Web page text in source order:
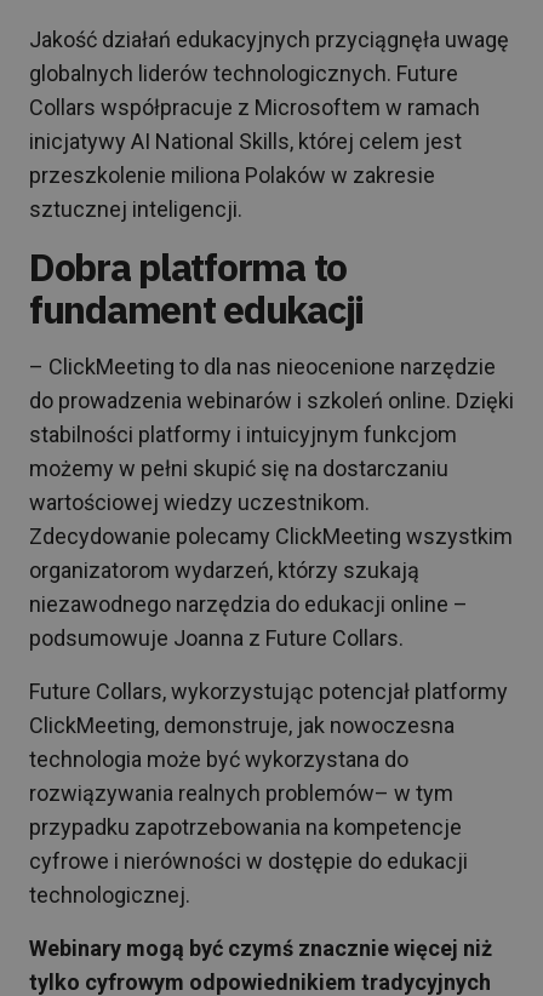
Jakość działań edukacyjnych przyciągnęła uwagę
globalnych liderów technologicznych. Future
Collars współpracuje z Microsoftem w ramach
inicjatywy AI National Skills, której celem jest
przeszkolenie miliona Polaków w zakresie
sztucznej inteligencji.
Dobra platforma to
fundament edukacji
– ClickMeeting to dla nas nieocenione narzędzie
do prowadzenia webinarów i szkoleń online. Dzięki
stabilności platformy i intuicyjnym funkcjom
możemy w pełni skupić się na dostarczaniu
wartościowej wiedzy uczestnikom.
Zdecydowanie polecamy ClickMeeting wszystkim
organizatorom wydarzeń, którzy szukają
niezawodnego narzędzia do edukacji online –
podsumowuje Joanna z Future Collars.
Future Collars, wykorzystując potencjał platformy
ClickMeeting, demonstruje, jak nowoczesna
technologia może być wykorzystana do
rozwiązywania realnych problemów– w tym
przypadku zapotrzebowania na kompetencje
cyfrowe i nierówności w dostępie do edukacji
technologicznej.
Webinary mogą być czymś znacznie więcej niż
tylko cyfrowym odpowiednikiem tradycyjnych